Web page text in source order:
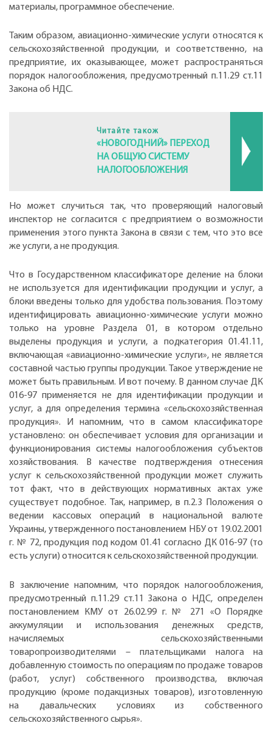
материалы, программное обеспечение.
Таким образом, авиационно-химические услуги относятся к
сельскохозяйственной продукции, и соответственно, на
предприятие, их оказывающее, может распространяться
порядок налогообложения, предусмотренный п.11.29 ст.11
Закона об НДС.
Читайте також
«НОВОГОДНИЙ» ПЕРЕХОД
НА ОБЩУЮ СИСТЕМУ
НАЛОГООБЛОЖЕНИЯ
Но может случиться так, что проверяющий налоговый
инспектор не согласится с предприятием о возможности
применения этого пункта Закона в связи с тем, что это все
же услуги, а не продукция.
Что в Государственном классификаторе деление на блоки
не используется для идентификации продукции и услуг, а
блоки введены только для удобства пользования. Поэтому
идентифицировать авиационно-химические услуги можно
только на уровне Раздела 01, в котором отдельно
выделены продукция и услуги, а подкатегория 01.41.11,
включающая «авиационно-химические услуги», не является
составной частью группы продукции. Такое утверждение не
может быть правильным. И вот почему. В данном случае ДК
016-97 применяется не для идентификации продукции и
услуг, а для определения термина «сельскохозяйственная
продукция». И напомним, что в самом классификаторе
установлено: он обеспечивает условия для организации и
функционирования системы налогообложения субъектов
хозяйствования. В качестве подтверждения отнесения
услуг к сельскохозяйственной продукции может служить
тот факт, что в действующих нормативных актах уже
существует подобное. Так, например, в п.2.3 Положения о
ведении кассовых операций в национальной валюте
Украины, утвержденного постановлением НБУ от 19.02.2001
г. № 72, продукция под кодом 01.41 согласно ДК 016-97 (то
есть услуги) относится к сельскохозяйственной продукции.
В заключение напомним, что порядок налогообложения,
предусмотренный п.11.29 ст.11 Закона о НДС, определен
постановлением КМУ от 26.02.99 г. № 271 «О Порядке
аккумуляции и использования денежных средств,
начисляемых сельскохозяйственными
товаропроизводителями – плательщиками налога на
добавленную стоимость по операциям по продаже товаров
(работ, услуг) собственного производства, включая
продукцию (кроме подакцизных товаров), изготовленную
на давальческих условиях из собственного
сельскохозяйственного сырья».